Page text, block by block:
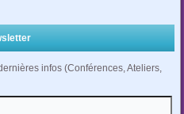
infos (Conférences, Ateliers,